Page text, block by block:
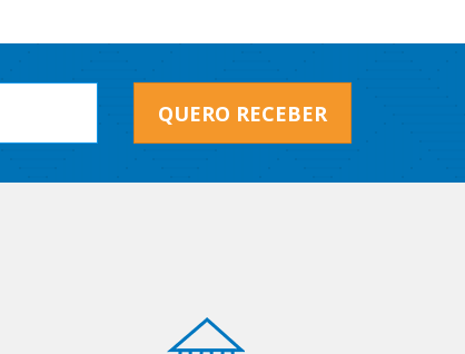
QUERO RECEBER